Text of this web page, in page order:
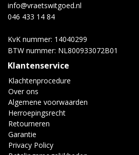
info@vraetswitgoed.nl
046 433 14 84
KvK nummer: 14040299
BTW nummer: NL800933072B01
Klantenservice
Klachtenprocedure
Over ons
Algemene voorwaarden
Herroepingsrecht
Retourneren
Garantie
Privacy Policy